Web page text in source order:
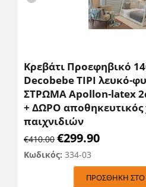
Κρεβάτι Προεφηβικό
Decobebe TIPI λευκό-
ΣΤΡΩΜΑ Apollon-latex
+ ΔΩΡΟ
παιχνιδιών
€410.00 €299.90
Κωδικός: 334-03
ΠΡΟΣΘΉΚΗ ΣΤΟ